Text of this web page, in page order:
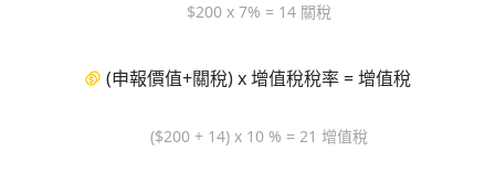
$200 x 7% = 14 關稅
(申報價值+關稅) x 增值稅稅率 = 增值稅
($200 + 14) x 10 % = 21 增值稅